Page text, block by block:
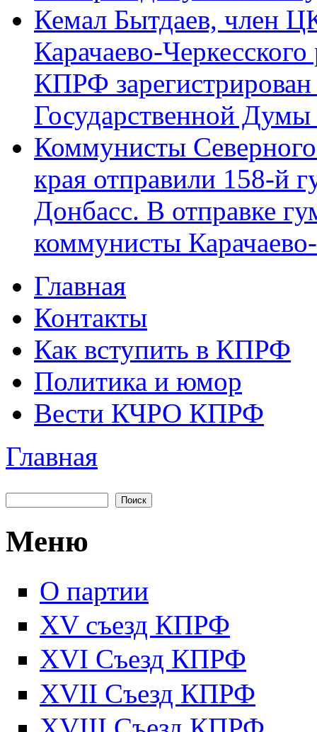
Кемал Бытдаев, член
Карачаево-
КПРФ
Государственной
Коммунисты Северного
края отправили 158-й
Донбасс. В отправке
коммунисты
Главное меню
Главная
Контакты
Как вступить в КПРФ
Политика и юмор
Вести КЧРО КПРФ
Вы здесь
Главная
Форма поиска
Меню
О партии
XV съезд КПРФ
XVI Съезд КПРФ
XVII Cъезд КПРФ